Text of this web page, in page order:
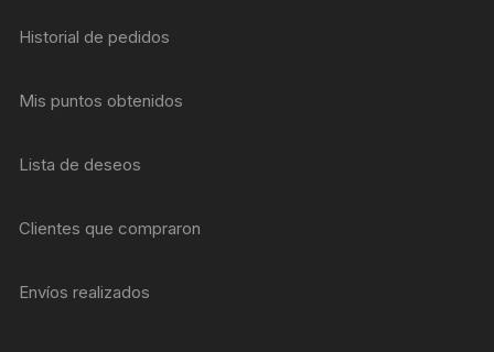
Historial de pedidos
Mis puntos obtenidos
Lista de deseos
Clientes que compraron
Envíos realizados